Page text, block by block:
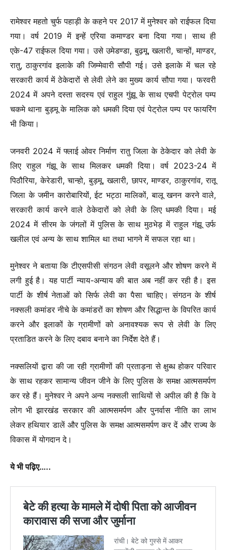
रामेश्वर महतो चुर्फ पहाड़ी के कहने पर 2017 में मुनेश्वर को राईफल दिया
गया। वर्ष 2019 में इन्हें एरिया कमाण्डर बना दिया गया। साथ ही
एके-47 राईफल दिया गया। उसे उमेडण्डा, बुढ़मू, खलारी, चान्हों, माण्डर,
रातु, ठाकुरगांव इलाके की जिम्मेवारी सौपी गई। उसे इलाके में चल रहे
सरकारी कार्य में ठेकेदारों से लेवी लेने का मुख्य कार्य सौपा गया। फरवरी
2024 में अपने दस्ता सदस्य एवं राहुल गुंझू के साथ एचपी पेट्रोल पम्प
चकमे थाना बुड़मू के मालिक को धमकी दिया एवं पेट्रोल पम्प पर फायरिंग
भी किया।
जनवरी 2024 में फ्लाई ओवर निर्माण रातु जिला के ठेकेदार को लेवी के
लिए राहुल गंझू के साथ मिलकर धमकी दिया। वर्ष 2023-24 में
पिठौरिया, केरेडारी, चान्हो, बुड़मू, खलारी, छापर, माण्डर, ठाकुरगांव, रातू
जिला के जमीन कारोबारियों, ईट भट्ठा मालिकों, बालू खनन करने वाले,
सरकारी कार्य करने वाले ठेकेदारों को लेवी के लिए धमकी दिया। मई
2024 में सीरम के जंगलों में पुलिस के साथ मुठभेड़ में राहुल गंझू उर्फ
खलील एवं अन्य के साथ शामिल था तथा भागने में सफल रहा था।
मुनेश्वर ने बताया कि टीएसपीसी संगठन लेवी वसूलने और शोषण करने में
लगी हुई है। यह पार्टी न्याय-अन्याय की बात अब नहीं कर रही है। इस
पार्टी के शीर्ष नेताओं को सिर्फ लेवी का पैसा चाहिए। संगठन के शीर्ष
नक्सली कमांडर नीचे के कमांडरों का शोषण और सिद्धान्त के विपरित कार्य
करने और इलाकों के ग्रामीणों को अनावश्यक रूप से लेवी के लिए
प्रताडित करने के लिए दबाव बनाने का निर्देश देते हैं।
नक्सलियों द्वारा की जा रही ग्रामीणों की प्रताड़ना से क्षुब्ध होकर परिवार
के साथ रहकर सामान्य जीवन जीने के लिए पुलिस के समक्ष आत्मसमर्पण
कर रहे हैं। मुनेश्वर ने अपने अन्य नक्सली साथियों से अपील की है कि वे
लोग भी झारखंड सरकार की आत्मसमर्पण और पुनर्वास नीति का लाभ
लेकर हथियार डालें और पुलिस के समक्ष आत्मसमर्पण कर दें और राज्य के
विकास में योगदान दे।
ये भी पढ़िए…..